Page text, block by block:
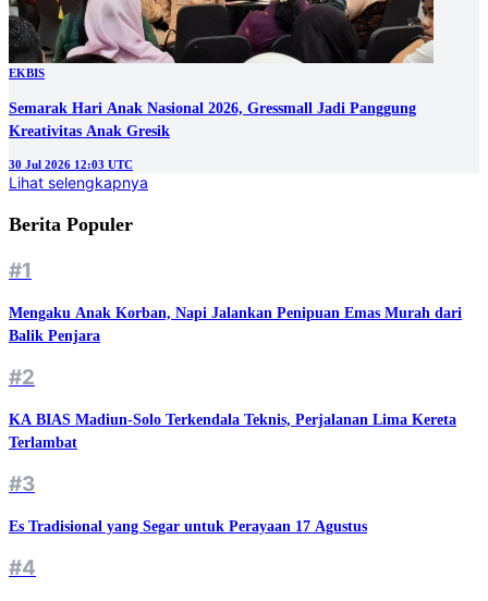
EKBIS
Semarak Hari Anak Nasional 2026, Gressmall Jadi Panggung
Kreativitas Anak Gresik
30 Jul 2026 12:03 UTC
Lihat selengkapnya
Berita Populer
#1
Mengaku Anak Korban, Napi Jalankan Penipuan Emas Murah dari
Balik Penjara
#2
KA BIAS Madiun-Solo Terkendala Teknis, Perjalanan Lima Kereta
Terlambat
#3
Es Tradisional yang Segar untuk Perayaan 17 Agustus
#4